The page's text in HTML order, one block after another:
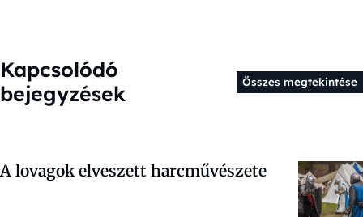
Kapcsolódó
bejegyzések
Összes megtekintése
A lovagok elveszett harcművészete